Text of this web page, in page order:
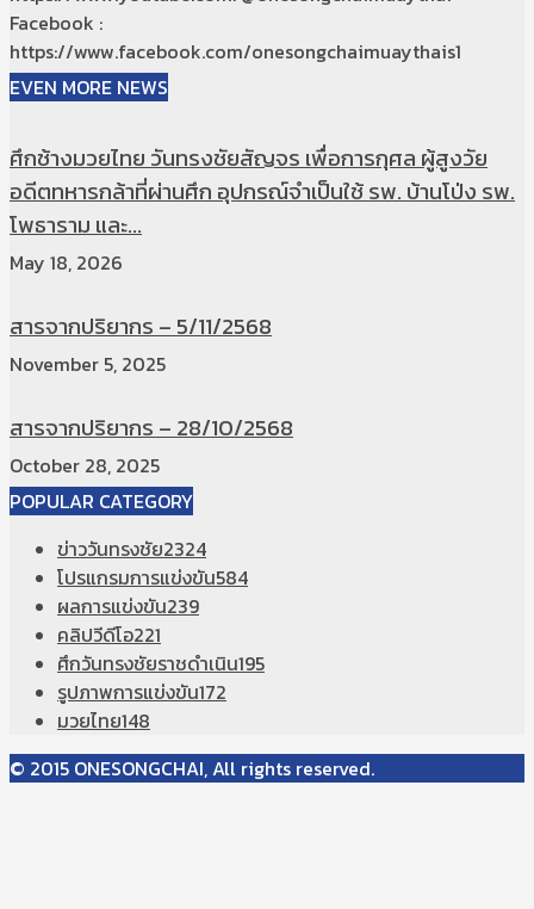
Facebook :
https://www.facebook.com/onesongchaimuaythais1
EVEN MORE NEWS
ศึกช้างมวยไทย วันทรงชัยสัญจร เพื่อการกุศล ผู้สูงวัย
อดีตทหารกล้าที่ผ่านศึก อุปกรณ์จำเป็นใช้ รพ. บ้านโป่ง รพ.
โพธาราม และ...
May 18, 2026
สารจากปริยากร – 5/11/2568
November 5, 2025
สารจากปริยากร – 28/10/2568
October 28, 2025
POPULAR CATEGORY
ข่าววันทรงชัย2324
โปรแกรมการแข่งขัน584
ผลการแข่งขัน239
คลิปวีดีโอ221
ศึกวันทรงชัยราชดำเนิน195
รูปภาพการแข่งขัน172
มวยไทย148
© 2015 ONESONGCHAI, All rights reserved.